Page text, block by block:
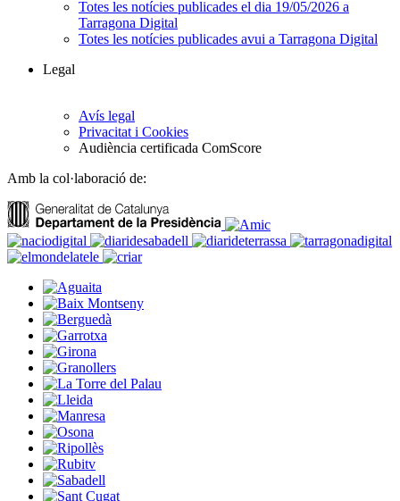
Totes les notícies publicades el dia 19/05/2026 a
Tarragona Digital
Totes les notícies publicades avui a Tarragona Digital
Legal
Avís legal
Privacitat i Cookies
Audiència certificada ComScore
Amb la col·laboració de: